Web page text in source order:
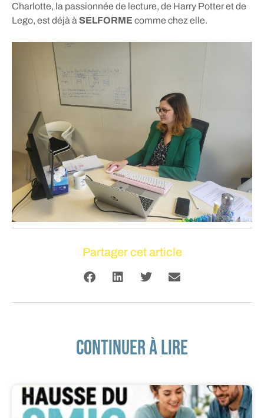
Charlotte, la passionnée de lecture, de Harry Potter et de
Lego, est déjà à SELFORME comme chez elle.
Partager cet article
Continuer à lire